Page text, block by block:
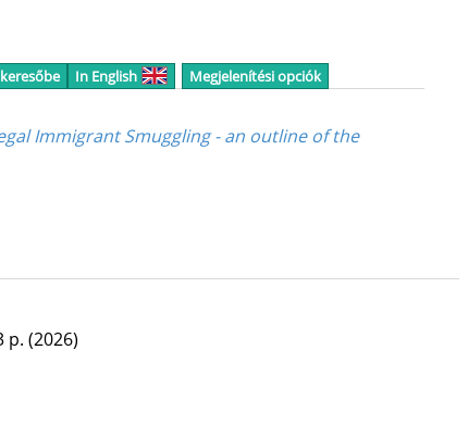
In English Megjelenítési opciók
Immigrant Smuggling - an outline of the
p. (2026)